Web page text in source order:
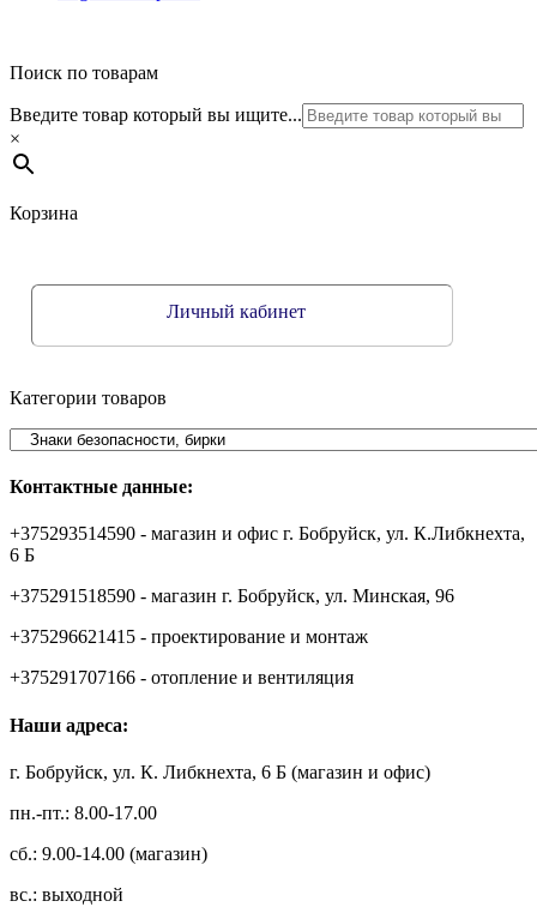
Поиск по товарам
Введите товар который вы ищите...
×
Корзина
Личный кабинет
Категории товаров
Контактные данные:
+375293514590 - магазин и офис г. Бобруйск, ул. К.Либкнехта,
6 Б
+375291518590 - магазин г. Бобруйск, ул. Минская, 96
+375296621415 - проектирование и монтаж
+375291707166 - отопление и вентиляция
Наши адреса:
г. Бобруйск, ул. К. Либкнехта, 6 Б (магазин и офис)
пн.-пт.: 8.00-17.00
сб.: 9.00-14.00 (магазин)
вс.: выходной